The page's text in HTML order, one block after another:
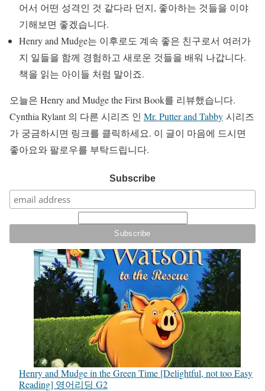
어서 어떤 성격인 것 같다라 던지, 좋아하는 것들을 이야
기해보면 좋겠습니다.
Henry and Mudge는 이후로도 계속 좋은 친구로서 여러가
지 일들을 함께 경험하고 새로운 것들을 배워 나갑니다.
책을 읽는 아이들 처럼 말이죠.
오늘은 Henry and Mudge the First Book를 리뷰했습니다.
Cynthia Rylant 의 다른 시리즈 인 Mr. Putter and Tabby 시리즈
가 궁금하시면 링크를 클릭하세요. 이 글이 마음에 드시면
좋아요와 팔로우를 부탁드립니다.
Subscribe
Henry and Mudge in the Green Time [Delightful, not too Easy
Reading] 영어리딩 G2